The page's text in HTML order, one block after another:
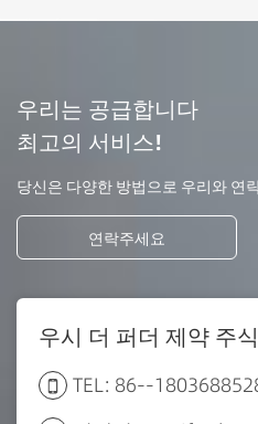
우리는 공급합니다
최고의 서비스!
당신은 다양한 방법으로 우리와 연
연락주세요
우시 더 퍼더 제약 주
TEL: 86--